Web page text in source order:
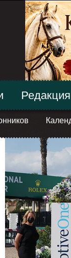
Редакция